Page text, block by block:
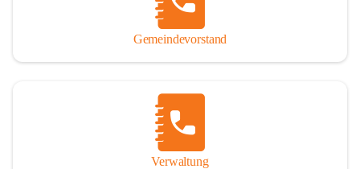
Gemeindevorstand
Verwaltung